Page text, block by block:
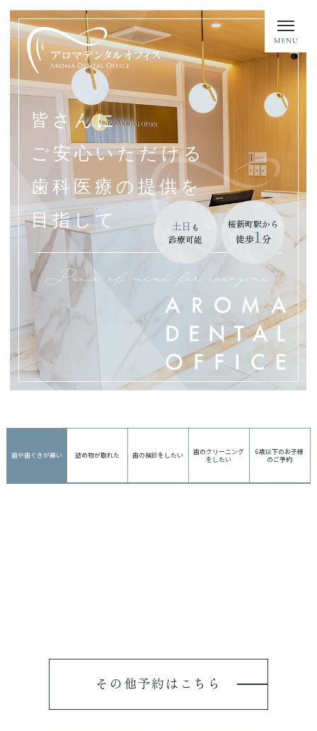
皆さんに
ご安心いただける
歯科医療の提供を
目指して
土日 も
診療可能
桜新町駅から
徒歩1分
Peace of mind for everyone
歯や歯ぐきが痛い 詰め物が取れた 歯の検診をしたい
歯のクリーニング
をしたい
6歳以下のお子様
のご予約
その他予約はこちら